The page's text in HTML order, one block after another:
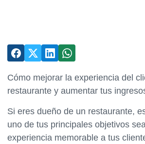
Cómo mejorar la experiencia del
restaurante y aumentar tus
Si eres dueño de un restaurante,
uno de tus principales objetivos
experiencia memorable a tus